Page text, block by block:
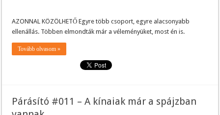
AZONNAL KÖZÖLHETŐ Egyre több csoport, egyre alacsonyabb
ellenállás. Többen elmondták már a véleményüket, most én is.
Tovább olvasom »
Párásító #011 – A kínaiak már a spájzban